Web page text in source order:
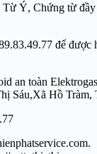
Từ Ý, Chứng từ
để được
an toàn
Sáu,Xã Hồ